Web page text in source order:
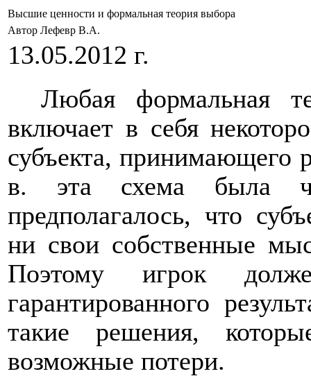
Высшие ценности и формальная теория выбора
Автор Лефевр В.А.
13.05.2012 г.
Любая формальная
включает в себя
субъекта,
в. эта схема была
предполагалось, что
ни свои собственные
Поэтому игрок
гарантированного
такие решения,
возможные потери.